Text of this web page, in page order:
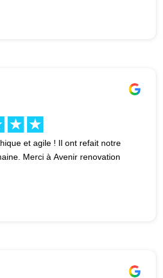
et agile ! Il ont refait notre
Merci à Avenir renovation